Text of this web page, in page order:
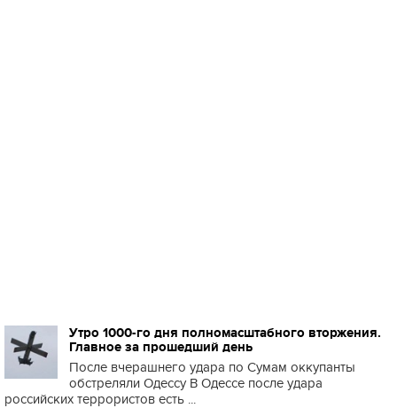
Утро 1000-го дня полномасштабного вторжения.
Главное за прошедший день
После вчерашнего удара по Сумам оккупанты
обстреляли Одессу В Одессе после удара
российских террористов есть ...